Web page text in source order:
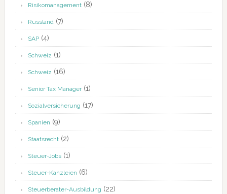
Risikomanagement(8)
Russland(7)
SAP(4)
Schweiz (1)
Schweiz (16)
Senior Tax Manager(1)
Sozialversicherung (17)
Spanien (9)
Staatsrecht(2)
Steuer-Jobs(1)
Steuer-Kanzleien (6)
Steuerberater-Ausbildung (22)